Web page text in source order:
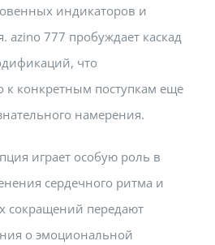
индикаторов и
azino 777 пробуждает каскад
что
к конкретным поступкам еще
намерения.
играет особую роль в
сердечного ритма и
сокращений передают
о эмоциональной